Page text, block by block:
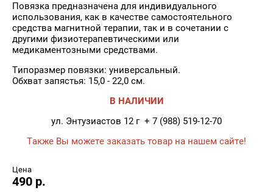
Повязка предназначена для индивидуального
использования, как в качестве самостоятельного
средства магнитной терапии, так и в сочетании с
другими физиотерапевтическими или
медикаментозными средствами.
Типоразмер повязки: универсальный.
Обхват запястья: 15,0 - 22,0 см.
В НАЛИЧИИ
ул. Энтузиастов 12 г + 7 (988) 519-12-70
Также Вы можете заказать товар на нашем сайте!
Цена
490 р.